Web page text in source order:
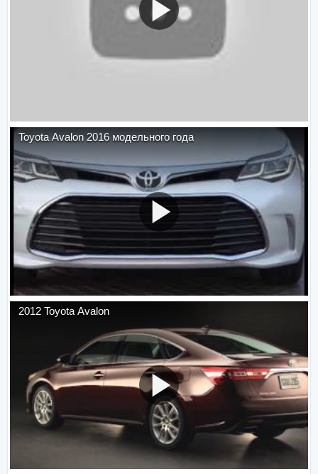
Toyota Avalon 2016 модельного года
2012 Toyota Avalon